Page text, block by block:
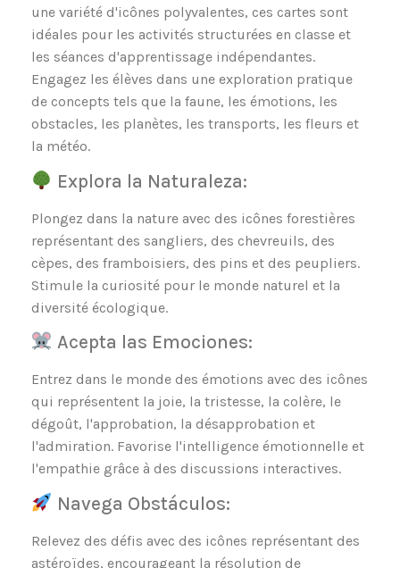
une variété d'icônes polyvalentes, ces cartes sont
idéales pour les activités structurées en classe et
les séances d'apprentissage indépendantes.
Engagez les élèves dans une exploration pratique
de concepts tels que la faune, les émotions, les
obstacles, les planètes, les transports, les fleurs et
la météo.
Explora la Naturaleza:
Plongez dans la nature avec des icônes forestières
représentant des sangliers, des chevreuils, des
cèpes, des framboisiers, des pins et des peupliers.
Stimule la curiosité pour le monde naturel et la
diversité écologique.
Acepta las Emociones:
Entrez dans le monde des émotions avec des icônes
qui représentent la joie, la tristesse, la colère, le
dégoût, l'approbation, la désapprobation et
l'admiration. Favorise l'intelligence émotionnelle et
l'empathie grâce à des discussions interactives.
Navega Obstáculos:
Relevez des défis avec des icônes représentant des
astéroïdes, encourageant la résolution de